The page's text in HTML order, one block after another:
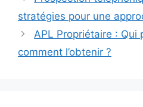
stratégies pour une
APL Propriétaire :
comment l’obtenir ?